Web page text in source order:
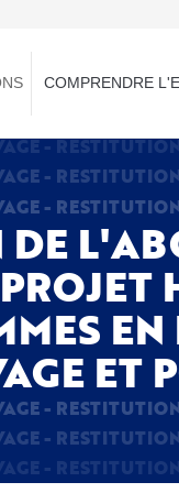
COMPRENDRE
ET